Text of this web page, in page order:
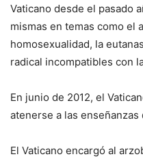
Vaticano desde el pasado
mismas en temas como el
homosexualidad, la
radical incompatibles con
En junio de 2012, el
atenerse a las enseñanzas
El Vaticano encargó al